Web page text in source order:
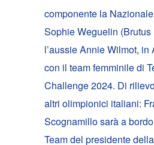
componente la
Sophie Weguelin (Brutus
l’aussie Annie Wilmot, in
con il team femminile di
Challenge 2024. Di
altri olimpionici italiani:
Scognamillo sarà a
Team del presidente